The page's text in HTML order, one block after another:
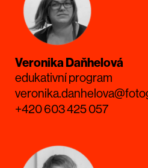
Veronika Daňhelová
edukativní program
+420 603 425 057